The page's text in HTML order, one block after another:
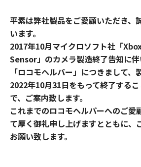
平素は弊社製品をご愛顧いただき、
います。
2017年10月マイクロソフト社「
Sensor」のカメラ製造終了告知に
「ロコモヘルパー」につきまして、
2022年10月31日をもって終了する
で、ご案内致します。
これまでのロコモヘルパーへのご愛
て厚く御礼申し上げますとともに、
お願い致します。